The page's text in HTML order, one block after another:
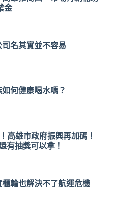
金
名其實並不容易
何健康喝水嗎？
高雄市政府振興再加碼！
有抽獎可以拿！
輪也解決不了航運危機